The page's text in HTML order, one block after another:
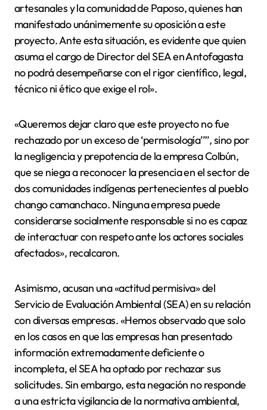
artesanales y la comunidad de Paposo, quienes han
manifestado unánimemente su oposición a este
proyecto. Ante esta situación, es evidente que quien
asuma el cargo de Director del SEA en Antofagasta
no podrá desempeñarse con el rigor científico, legal,
técnico ni ético que exige el rol».
«Queremos dejar claro que este proyecto no fue
rechazado por un exceso de ‘permisología’”’, sino por
la negligencia y prepotencia de la empresa Colbún,
que se niega a reconocer la presencia en el sector de
dos comunidades indígenas pertenecientes al pueblo
chango camanchaco. Ninguna empresa puede
considerarse socialmente responsable si no es capaz
de interactuar con respeto ante los actores sociales
afectados», recalcaron.
Asimismo, acusan una «actitud permisiva» del
Servicio de Evaluación Ambiental (SEA) en su relación
con diversas empresas. «Hemos observado que solo
en los casos en que las empresas han presentado
información extremadamente deficiente o
incompleta, el SEA ha optado por rechazar sus
solicitudes. Sin embargo, esta negación no responde
a una estricta vigilancia de la normativa ambiental,